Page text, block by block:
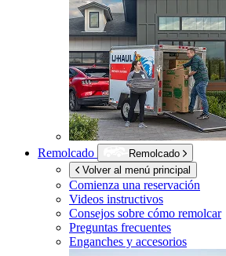
Remolcado
Remolcado
Volver al menú principal
Comienza una reservación
Videos instructivos
Consejos sobre cómo remolcar
Preguntas frecuentes
Enganches y accesorios